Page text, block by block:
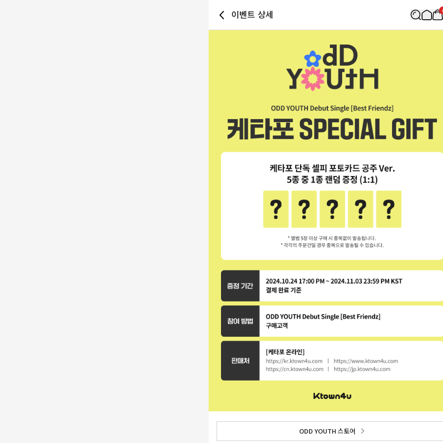
이벤트 상세
ODD YOUTH 스토어